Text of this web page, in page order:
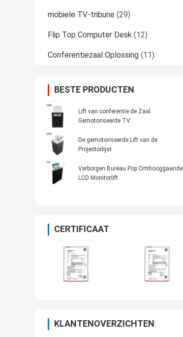
mobiele TV-tribune (29)
Flip Top Computer Desk (12)
Conferentiezaal Oplossing (11)
BESTE PRODUCTEN
Lift van conferentie de Zaal
Gemotoriseerde TV
De gemotoriseerde Lift van de
Projectorlijst
Verborgen Bureau Pop Omhooggaande
LCD Monitorlift
CERTIFICAAT
KLANTENOVERZICHTEN